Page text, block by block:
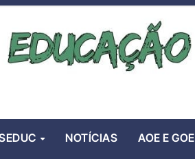
NOTÍCIAS AOE E GOE